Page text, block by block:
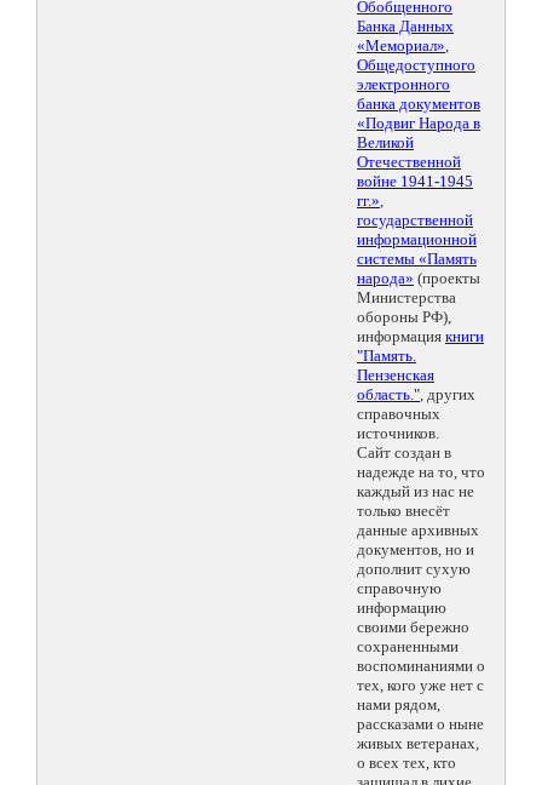
Обобщенного
Банка Данных
«Мемориал»,
Общедоступного
электронного
банка документов
«Подвиг Народа в
Великой
Отечественной
войне 1941-1945
гг.»,
государственной
информационной
системы «Память
народа» (проекты
Министерства
обороны РФ),
информация книги
"Память.
Пензенская
область.", других
справочных
источников.
Сайт создан в
надежде на то, что
каждый из нас не
только внесёт
данные архивных
документов, но и
дополнит сухую
справочную
информацию
своими бережно
сохраненными
воспоминаниями о
тех, кого уже нет с
нами рядом,
рассказами о ныне
живых ветеранах,
о всех тех, кто